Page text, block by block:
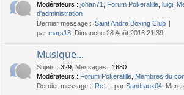
Modérateurs : johan71 Forum Pokeralille luigi
d'administration
Dernier message : Saint Andre Boxing Club
par mars13 , Dimanche 28 Août 2016 21:39
Musique...
Sujets : 329 Messages : 1680
Modérateurs : Forum Pokeralille Membres du
Dernier message : Re: par Sandraux04 ,